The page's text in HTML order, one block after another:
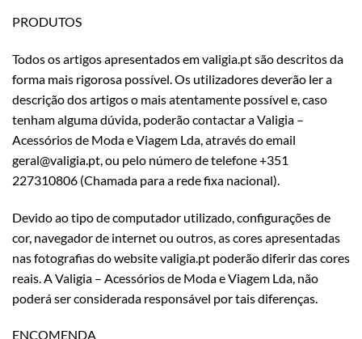
PRODUTOS
Todos os artigos apresentados em valigia.pt são descritos da
forma mais rigorosa possível. Os utilizadores deverão ler a
descrição dos artigos o mais atentamente possível e, caso
tenham alguma dúvida, poderão contactar a Valigia –
Acessórios de Moda e Viagem Lda, através do email
geral@valigia.pt, ou pelo número de telefone +351
227310806 (Chamada para a rede fixa nacional).
Devido ao tipo de computador utilizado, configurações de
cor, navegador de internet ou outros, as cores apresentadas
nas fotografias do website valigia.pt poderão diferir das cores
reais. A Valigia – Acessórios de Moda e Viagem Lda, não
poderá ser considerada responsável por tais diferenças.
ENCOMENDA